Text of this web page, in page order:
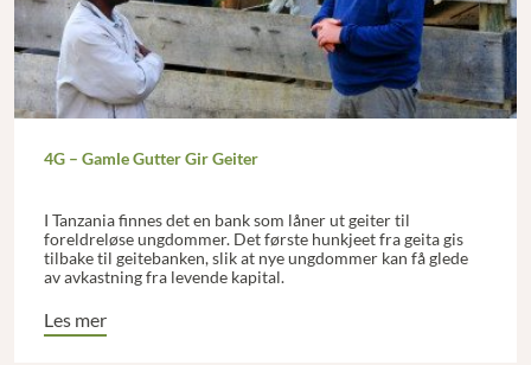
4G – Gamle Gutter Gir Geiter
I Tanzania finnes det en bank som låner ut geiter til
foreldreløse ungdommer. Det første hunkjeet fra geita gis
tilbake til geitebanken, slik at nye ungdommer kan få glede
av avkastning fra levende kapital.
Les mer